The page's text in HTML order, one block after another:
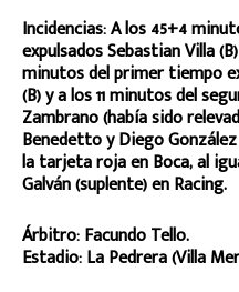
Incidencias: A los 45+4
expulsados Sebastian Villa
minutos del primer tiempo
(B) y a los 11 minutos del
Zambrano (había sido
Benedetto y Diego
la tarjeta roja en Boca, al
Galván (suplente) en Racing.
Árbitro: Facundo Tello.
Estadio: La Pedrera (Villa